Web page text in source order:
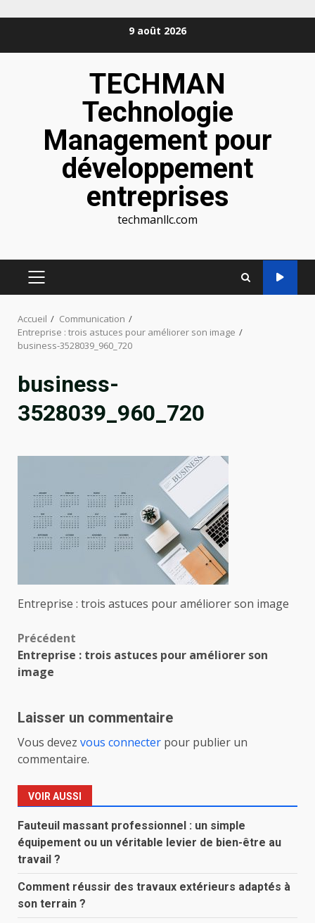
9 août 2026
TECHMAN
Technologie
Management pour
développement
entreprises
techmanllc.com
MENU
Accueil
Communication
Entreprise : trois astuces pour améliorer son image
business-3528039_960_720
business-
3528039_960_720
Entreprise : trois astuces pour améliorer son image
Navigation
d’article
Précédent
Entreprise : trois astuces pour améliorer son
image
Laisser un commentaire
Vous devez vous connecter pour publier un
commentaire.
VOIR AUSSI
Fauteuil massant professionnel : un simple
équipement ou un véritable levier de bien-être au
travail ?
Comment réussir des travaux extérieurs adaptés à
son terrain ?